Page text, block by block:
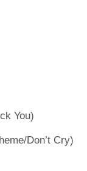
You)
Don’t Cry)